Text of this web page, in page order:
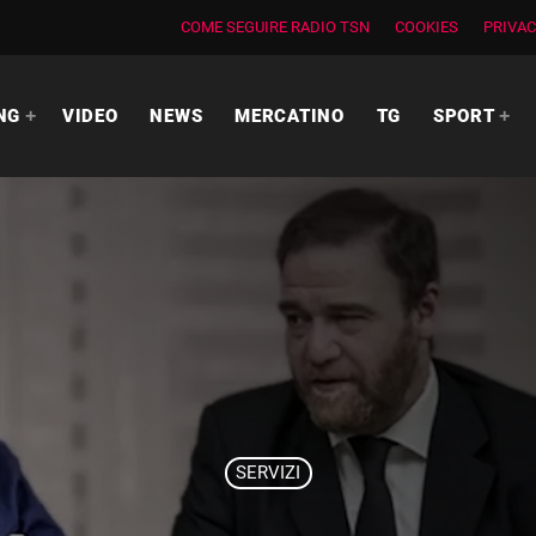
COME SEGUIRE RADIO TSN COOKIES
VIDEO NEWS MERCATINO TG SPORT
SERVIZI